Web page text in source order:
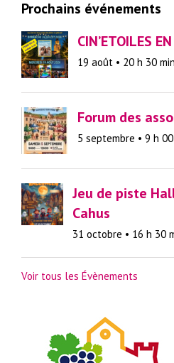
Prochains événements
CIN’ETOILES
19 août • 20 h 30 min
Forum des
5 septembre • 9 h
Jeu de piste
Cahus
31 octobre • 16 h 30
Voir tous les Évènements